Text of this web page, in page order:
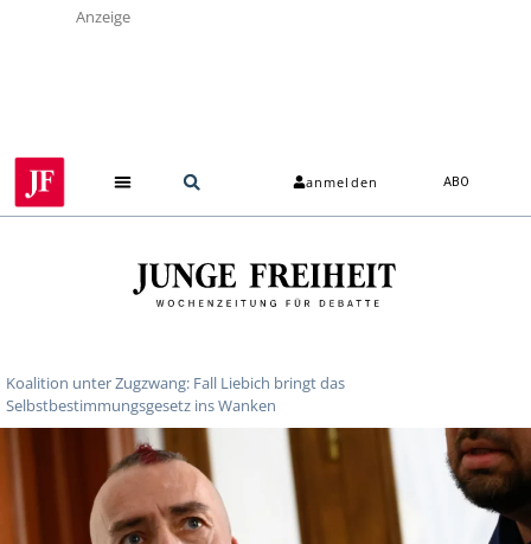
Anzeige
anmelden ABO
Koalition unter Zugzwang: Fall Liebich bringt das
Selbstbestimmungsgesetz ins Wanken